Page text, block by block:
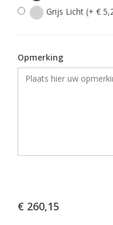
Grijs Licht (+ €
Opmerking
€ 260,15